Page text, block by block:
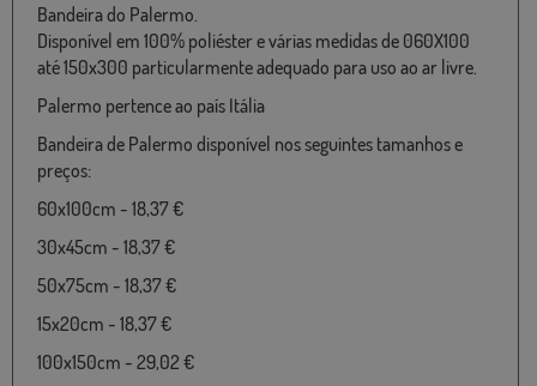
Bandeira do Palermo.
Disponível em 100% poliéster e várias medidas de 060X100
até 150x300 particularmente adequado para uso ao ar livre.
Palermo pertence ao país Itália
Bandeira de Palermo disponível nos seguintes tamanhos e
preços:
60x100cm - 18,37 €
30x45cm - 18,37 €
50x75cm - 18,37 €
15x20cm - 18,37 €
100x150cm - 29,02 €